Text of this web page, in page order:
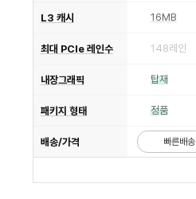
L3 캐시 16MB
최대 PCIe 레인수 148레인
내장그래픽 탑재
패키지 형태 정품
배송/가격 빠른배송